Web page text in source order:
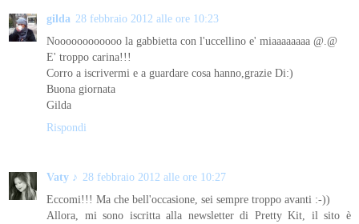
gilda 28 febbraio 2012 alle ore 10:23
Noooooooooooo la gabbietta con l'uccellino e' miaaaaaaaa @.@
E' troppo carina!!!
Corro a iscrivermi e a guardare cosa hanno,grazie Di:)
Buona giornata
Gilda
Rispondi
Vaty ♪ 28 febbraio 2012 alle ore 10:27
Eccomi!!! Ma che bell'occasione, sei sempre troppo avanti :-))
Allora, mi sono iscritta alla newsletter di Pretty Kit, il sito è